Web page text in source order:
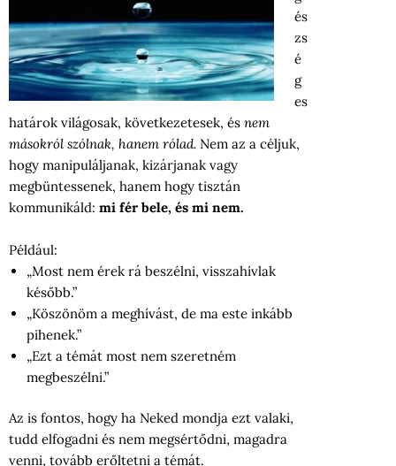
és
zs
é
g
es
határok világosak, következetesek, és nem
másokról szólnak, hanem rólad. Nem az a céljuk,
hogy manipuláljanak, kizárjanak vagy
megbüntessenek, hanem hogy tisztán
kommunikáld: mi fér bele, és mi nem.
Például:
„Most nem érek rá beszélni, visszahívlak
később.”
„Köszönöm a meghívást, de ma este inkább
pihenek.”
„Ezt a témát most nem szeretném
megbeszélni.”
Az is fontos, hogy ha Neked mondja ezt valaki,
tudd elfogadni és nem megsértődni, magadra
venni, tovább erőltetni a témát.